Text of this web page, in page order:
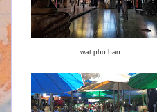
wat pho ban